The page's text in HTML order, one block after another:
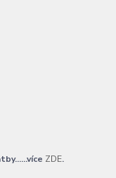
ZDE.